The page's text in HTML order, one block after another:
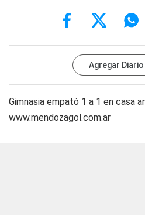
Agregar Diario
Gimnasia empató 1 a 1 en casa
www.mendozagol.com.ar